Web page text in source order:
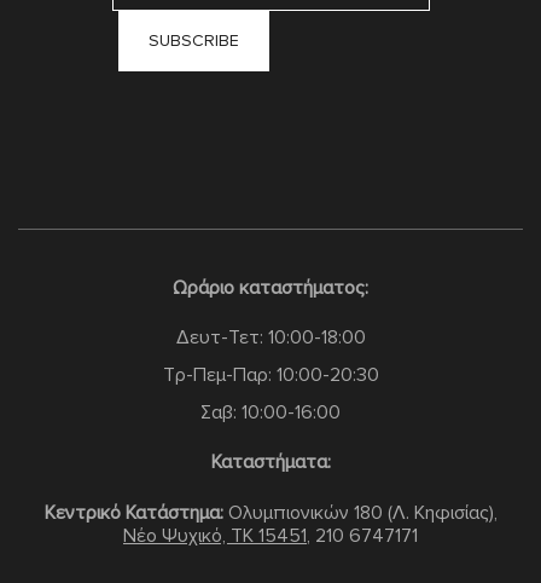
Ωράριο καταστήματος:
Δευτ-Τετ: 10:00-18:00
Τρ-Πεμ-Παρ: 10:00-20:30
Σαβ: 10:00-16:00
Καταστήματα:
Κεντρικό Κατάστημα:Ολυμπιονικών 180 (Λ. Κηφισίας),
Νέο Ψυχικό, TK 15451, 210 6747171